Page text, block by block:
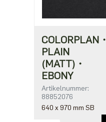
COLORPLAN・
PLAIN
(MATT)・
EBONY
Artikelnummer:
88852076
640 x 970 mm SB